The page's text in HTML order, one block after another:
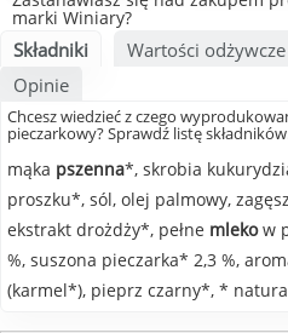
marki Winiary?
Składniki Wartości odżywcze
Opinie
Chcesz wiedzieć z czego
pieczarkowy? Sprawdź listę
mąka pszenna*, skrobia
proszku*, sól, olej palmowy,
ekstrakt drożdży*, pełne mlekow
%, suszona pieczarka* 2,3 %,
(karmel*), pieprz czarny*, *